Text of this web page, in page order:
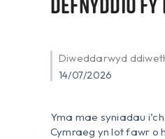
Diweddarwyd
14/07/2026
Yma mae syniadau
Cymraeg yn lot fawr o